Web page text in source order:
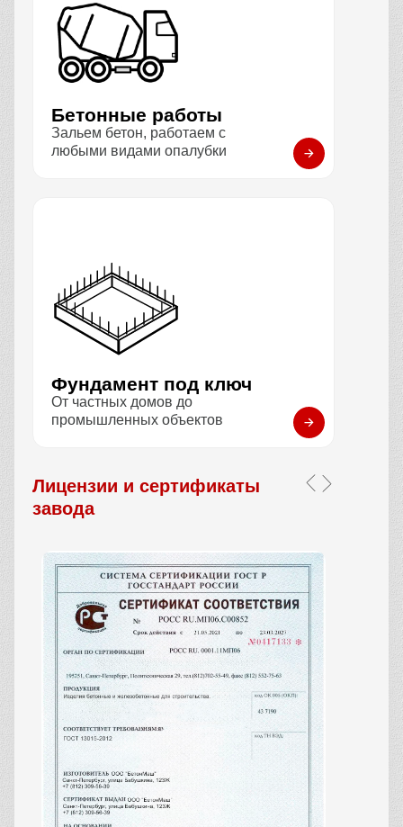
Бетонные работы
Зальем бетон, работаем с
любыми видами опалубки
Фундамент под ключ
От частных домов до
промышленных объектов
Лицензии и сертификаты
завода